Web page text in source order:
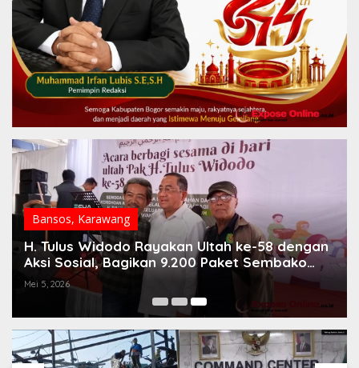
dengan
Berbagi,Karawang
Tulus Widodo Rayakan Ultah ke-58
Aksi Sosial, Bagikan 9.200 Paket
untuk Warga Karawang
Mei 6, 2026